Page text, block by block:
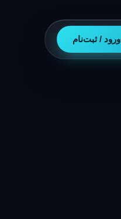
ورود / ثبت‌نام